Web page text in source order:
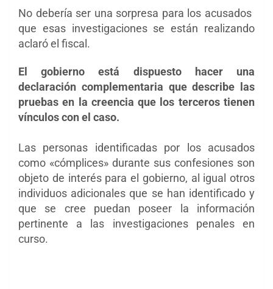
No debería ser una sorpresa para los acusados ​​
que esas investigaciones se están realizando
aclaró el fiscal.
El gobierno está dispuesto hacer una
declaración complementaria que describe las
pruebas en la creencia que los terceros tienen
vínculos con el caso.
Las personas identificadas por los acusados
como «cómplices» durante sus confesiones son
objeto de interés para el gobierno, al igual otros
individuos adicionales que se han identificado y
que se cree puedan poseer la información
pertinente a las investigaciones penales en
curso.